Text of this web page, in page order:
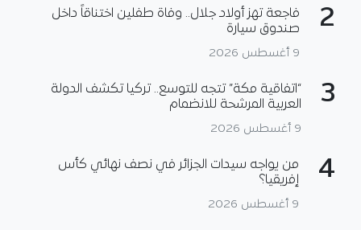
2
فاجعة تهز أولاد جلال.. وفاة طفلين اختناقاً داخل
صندوق سيارة
9 أغسطس 2026
3
“اتفاقية مكة” تتجه للتوسع.. تركيا تكشف الدولة
العربية المرشحة للانضمام
9 أغسطس 2026
4
من يواجه سيدات الجزائر في نصف نهائي كأس
إفريقيا؟
9 أغسطس 2026